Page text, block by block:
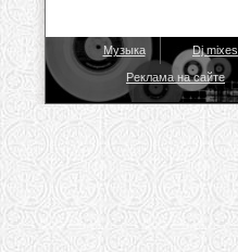
Музыка Dj mixes
Реклама на сайте